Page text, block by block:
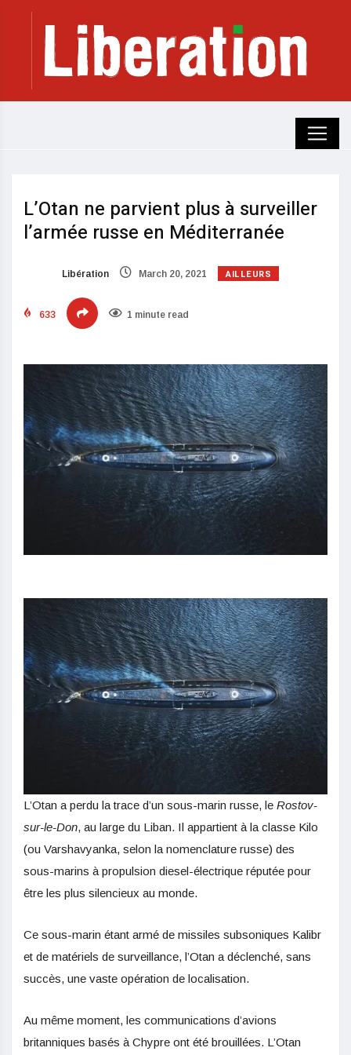
L’Otan ne parvient plus à surveiller
l’armée russe en Méditerranée
Libération March 20, 2021 AILLEURS
633 1 minute read
L’Otan a perdu la trace d’un sous-marin russe, le Rostov-
sur-le-Don, au large du Liban. Il appartient à la classe Kilo
(ou Varshavyanka, selon la nomenclature russe) des
sous-marins à propulsion diesel-électrique réputée pour
être les plus silencieux au monde.
Ce sous-marin étant armé de missiles subsoniques Kalibr
et de matériels de surveillance, l’Otan a déclenché, sans
succès, une vaste opération de localisation.
Au même moment, les communications d’avions
britanniques basés à Chypre ont été brouillées. L’Otan